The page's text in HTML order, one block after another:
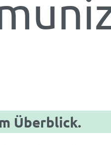
Überblick.